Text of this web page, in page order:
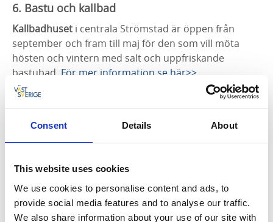
Consent Details About
This website uses cookies
We use cookies to personalise content and ads, to
provide social media features and to analyse our traffic.
We also share information about your use of our site with
6. Bastu och kallbad
Kallbadhuset i centrala Strömstad är öppen från
september och fram till maj för den som vill möta
hösten och vintern med salt och uppfriskande
bastubad. För mer information se här>>
Lagunen Camping.
Alldeles intill bryggan och
nybyggda i klassisk bohuslänsk stil, som du kan hyra
året om. Basta i Evas Sjöbod med utsikt över den
sprakande elden i kaminen i Malis Sjöbod och om du
vågar, ta ett snabbt havsdopp ner i det iskalla vattnet
innan du springer upp och värmer dig i vår vedeldade
badtunna.Läs mer och boka>>